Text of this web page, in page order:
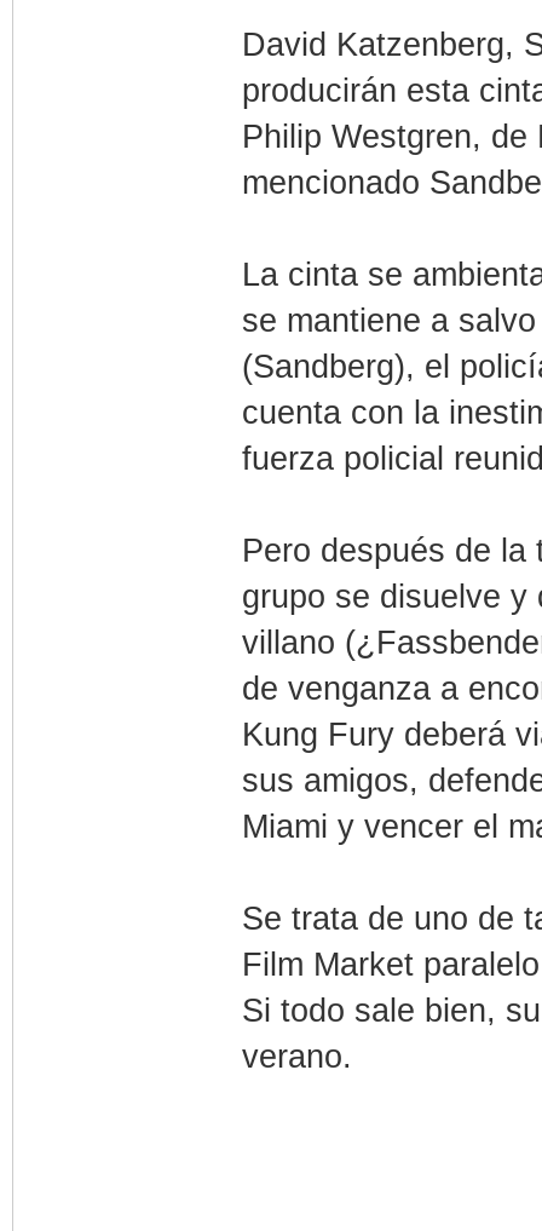
David Katzenberg,
producirán esta
Philip Westgren,
mencionado
La cinta se
se mantiene a
(Sandberg), el
cuenta con la
fuerza policial
Pero después de la
grupo se disuelve y
villano
de venganza a
Kung Fury deberá
sus amigos,
Miami y vencer el
Se trata de uno de
Film Market
Si todo sale bien,
verano.